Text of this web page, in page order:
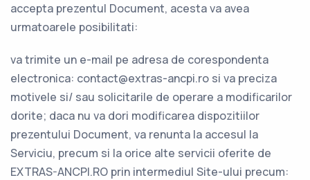
accepta prezentul Document, acesta va avea
urmatoarele posibilitati:
va trimite un e-mail pe adresa de corespondenta
electronica: contact@extras-ancpi.ro si va preciza
motivele si/ sau solicitarile de operare a modificarilor
dorite; daca nu va dori modificarea dispozitiilor
prezentului Document, va renunta la accesul la
Serviciu, precum si la orice alte servicii oferite de
EXTRAS-ANCPI.RO prin intermediul Site-ului precum: